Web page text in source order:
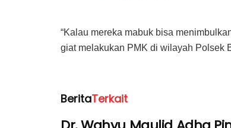
“Kalau mereka mabuk bisa
giat melakukan PMK di wilayah Polsek
BeritaTerkait